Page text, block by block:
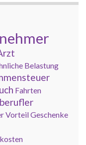
Belastung
Fahrten
VorteilGeschenke